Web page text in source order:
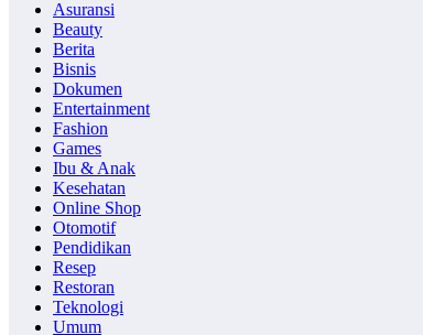
Asuransi
Beauty
Berita
Bisnis
Dokumen
Entertainment
Fashion
Games
Ibu & Anak
Kesehatan
Online Shop
Otomotif
Pendidikan
Resep
Restoran
Teknologi
Umum